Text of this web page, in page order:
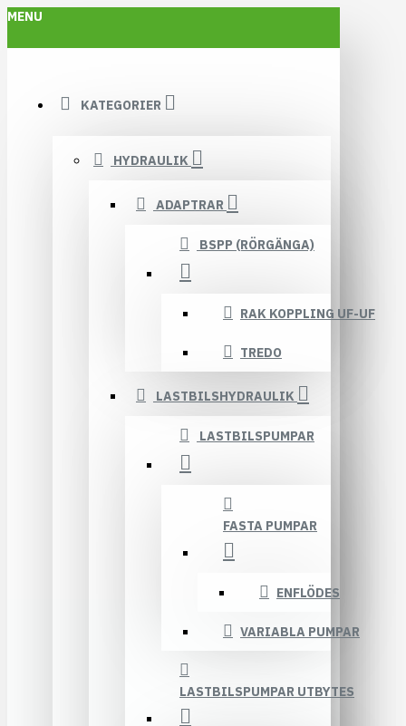
MENU
KATEGORIER
HYDRAULIK
ADAPTRAR
BSPP (RÖRGÄNGA)
RAK KOPPLING UF-UF
TREDO
LASTBILSHYDRAULIK
LASTBILSPUMPAR
FASTA PUMPAR
ENFLÖDES
VARIABLA PUMPAR
LASTBILSPUMPAR UTBYTES